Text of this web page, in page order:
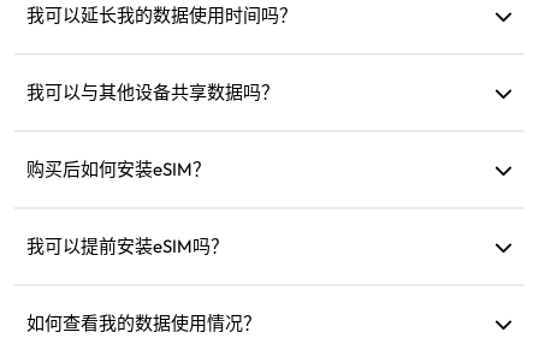
以通过它连接互联网。
我可以延长我的数据使用时间吗？
激活。
我可以与其他设备共享数据吗？
同。
购买后如何安装eSIM？
我可以提前安装eSIM吗？
启用使用。
如何查看我的数据使用情况？